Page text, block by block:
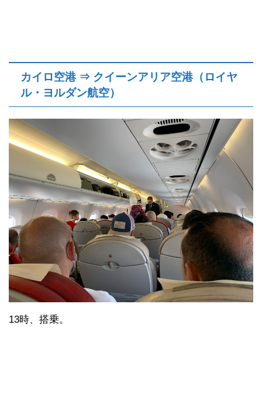
カイロ空港 ⇒ クイーンアリア空港（ロイヤ
ル・ヨルダン航空）
13時、搭乗。